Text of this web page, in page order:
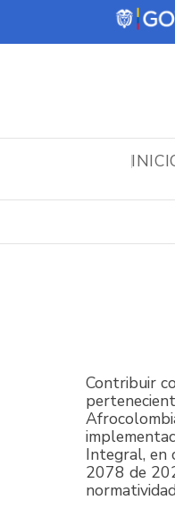
Contribuir
Integral, en
2078 de